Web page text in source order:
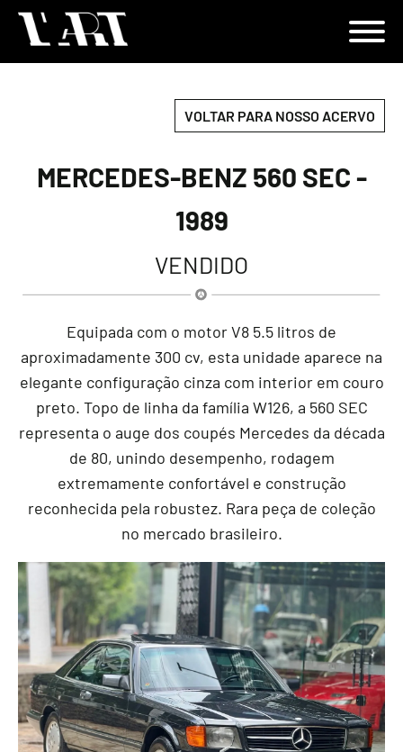
VOLTAR PARA NOSSO ACERVO
MERCEDES-BENZ 560 SEC -
1989
VENDIDO
Equipada com o motor V8 5.5 litros de
aproximadamente 300 cv, esta unidade aparece na
elegante configuração cinza com interior em couro
preto. Topo de linha da família W126, a 560 SEC
representa o auge dos coupés Mercedes da década
de 80, unindo desempenho, rodagem
extremamente confortável e construção
reconhecida pela robustez. Rara peça de coleção
no mercado brasileiro.